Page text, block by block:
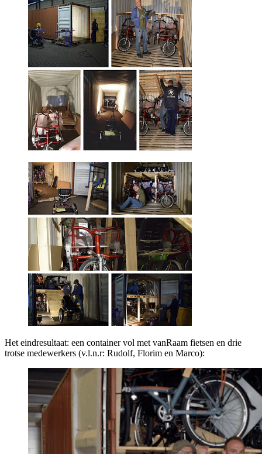
Het eindresultaat: een container vol met vanRaam fietsen en drie
trotse medewerkers (v.l.n.r: Rudolf, Florim en Marco):